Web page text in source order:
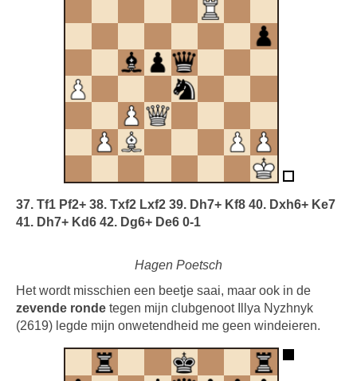
37. Tf1 Pf2+ 38. Txf2 Lxf2 39. Dh7+ Kf8 40. Dxh6+ Ke7
41. Dh7+ Kd6 42. Dg6+ De6 0-1
Hagen Poetsch
Het wordt misschien een beetje saai, maar ook in de
zevende ronde tegen mijn clubgenoot Illya Nyzhnyk
(2619) legde mijn onwetendheid me geen windeieren.